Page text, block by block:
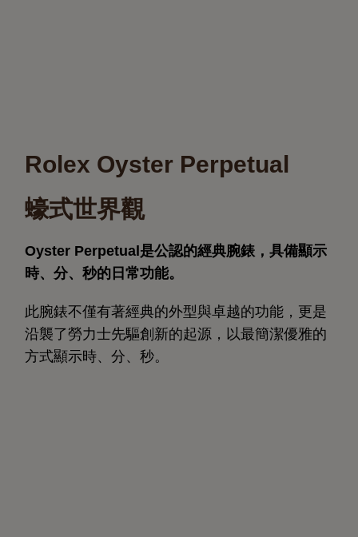
Rolex Oyster Perpetual
蠔式世界觀
Oyster Perpetual是公認的經典腕錶，具備顯示
時、分、秒的日常功能。
此腕錶不僅有著經典的外型與卓越的功能，更是
沿襲了勞力士先驅創新的起源，以最簡潔優雅的
方式顯示時、分、秒。